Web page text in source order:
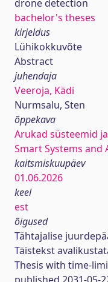
drone detection
bachelor's theses
kirjeldus
Lühikokkuvõte
Abstract
juhendaja
Veeroja, Kädi
Nurmsalu, Sten
õppekava
Arukad süsteemid
Smart Systems
kaitsmiskuupäev
01.06.2026
keel
est
õigused
Tähtajalise
Täistekst
Thesis with time-